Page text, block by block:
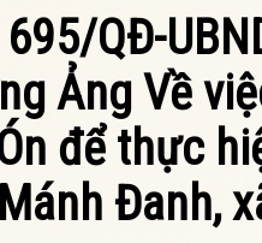
QĐ-
Ảng Về
để thực
Đanh,